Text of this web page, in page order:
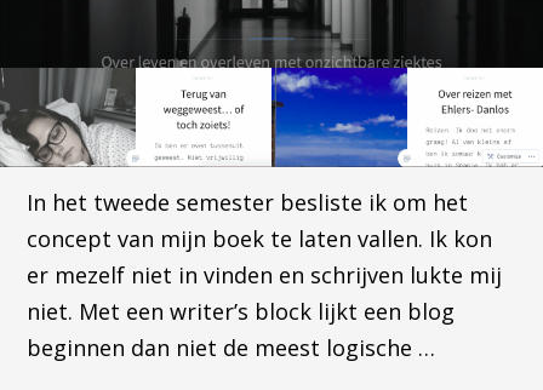
In het tweede semester besliste ik om het
concept van mijn boek te laten vallen. Ik kon
er mezelf niet in vinden en schrijven lukte mij
niet. Met een writer’s block lijkt een blog
beginnen dan niet de meest logische …